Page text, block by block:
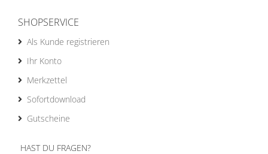
SHOPSERVICE
Als Kunde registrieren
Ihr Konto
Merkzettel
Sofortdownload
Gutscheine
HAST DU FRAGEN?